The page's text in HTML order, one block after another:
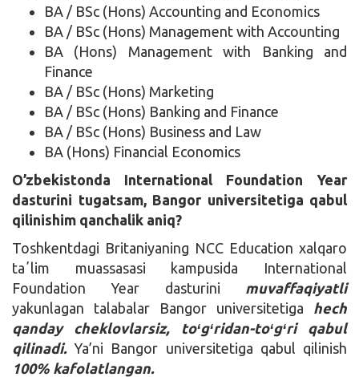
BA / BSc (Hons) Accounting and Economics
BA / BSc (Hons) Management with Accounting
BA (Hons) Management with Banking and
Finance
BA / BSc (Hons) Marketing
BA / BSc (Hons) Banking and Finance
BA / BSc (Hons) Business and Law
BA (Hons) Financial Economics
O’zbekistonda International Foundation Year
dasturini tugatsam, Bangor universitetiga qabul
qilinishim qanchalik aniq?
Toshkentdagi Britaniyaning NCC Education xalqaro
taʼlim muassasasi kampusida International
Foundation Year dasturini muvaffaqiyatli
yakunlagan talabalar Bangor universitetiga hech
qanday cheklovlarsiz, toʻgʻridan-toʻgʻri qabul
qilinadi.Ya’ni Bangor universitetiga qabul qilinish
100% kafolatlangan.